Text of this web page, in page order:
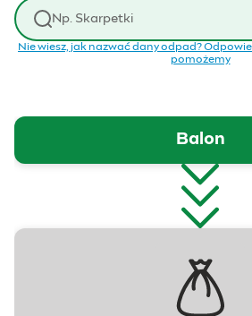
Wyszukaj odpad
Nie wiesz, jak nazwać dany odpad?
pomożemy
Balon